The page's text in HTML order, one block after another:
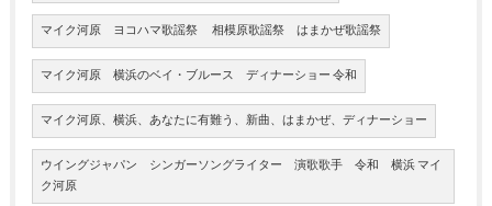
マイク河原 ヨコハマ歌謡祭 相模原歌謡祭 はまかぜ歌謡祭
マイク河原 横浜のベイ・ブルース ディナーショー 令和
マイク河原、横浜、あなたに有難う、新曲、はまかぜ、ディナーショー
ウイングジャパン シンガーソングライター 演歌歌手 令和 横浜 マイ
ク河原